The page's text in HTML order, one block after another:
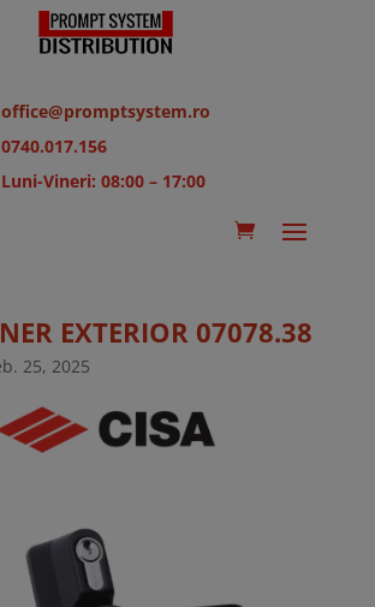
office@promptsystem.ro
0740.017.156
Luni-Vineri: 08:00 – 17:00
EXTERIOR 07078.38
25, 2025